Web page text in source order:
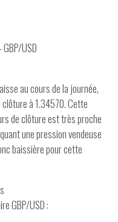
USD
au cours de la journée,
à 1.34570. Cette
de clôture est très proche
une pression vendeuse
baissière pour cette
GBP/USD :